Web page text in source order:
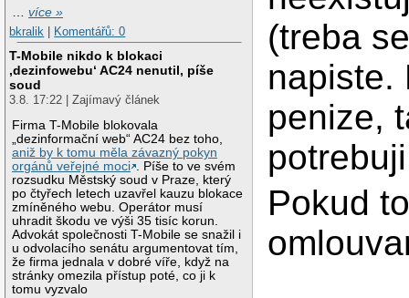
…více »
bkralik
Komentářů: 0
T-Mobile nikdo k blokaci
‚dezinfowebu‘ AC24 nenutil, píše
soud
3.8. 17:22 | Zajímavý článek
Firma T-Mobile blokovala
„dezinformační web“ AC24 bez toho,
aniž by k tomu měla závazný pokyn
orgánů veřejné moci . Píše to ve svém
rozsudku Městský soud v Praze, který
po čtyřech letech uzavřel kauzu blokace
zmíněného webu. Operátor musí
uhradit škodu ve výši 35 tisíc korun.
Advokát společnosti T-Mobile se snažil i
u odvolacího senátu argumentovat tím,
že firma jednala v dobré víře, když na
stránky omezila přístup poté, co ji k
tomu vyzvalo
(treba
napiste.
penize,
Pokud